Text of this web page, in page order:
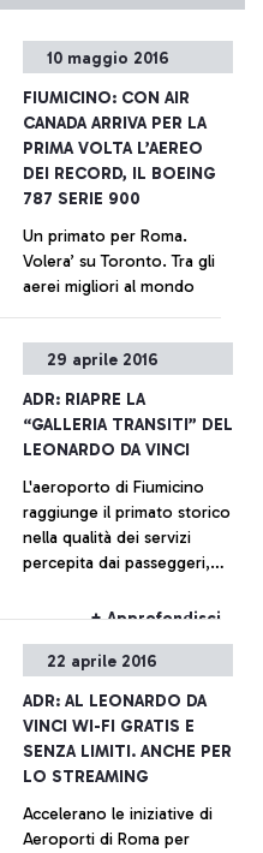
10 maggio 2016
FIUMICINO: CON AIR
CANADA ARRIVA PER LA
PRIMA VOLTA L’AEREO
DEI RECORD, IL BOEING
787 SERIE 900
Un primato per Roma.
Volera’ su Toronto. Tra gli
aerei migliori al mondo
+ Approfondisci
29 aprile 2016
ADR: RIAPRE LA
“GALLERIA TRANSITI” DEL
LEONARDO DA VINCI
L'aeroporto di Fiumicino
raggiunge il primato storico
nella qualità dei servizi
percepita dai passeggeri,
internazionali ACI
+ Approfondisci
22 aprile 2016
ADR: AL LEONARDO DA
VINCI WI-FI GRATIS E
SENZA LIMITI. ANCHE PER
LO STREAMING
Accelerano le iniziative di
Aeroporti di Roma per